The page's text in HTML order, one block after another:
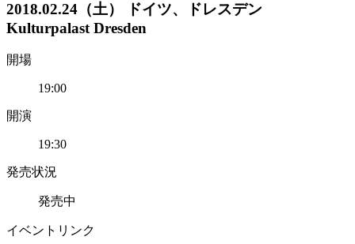
2018.02.24（土） ドイツ、ドレスデン
Kulturpalast Dresden
開場
19:00
開演
19:30
発売状況
発売中
イベントリンク